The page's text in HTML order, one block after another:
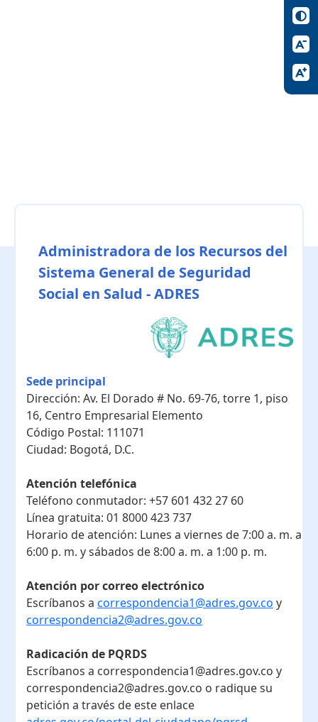
Administradora de los Recursos del
Sistema General de Seguridad
Social en Salud - ADRES
Sede principal
Dirección: Av. El Dorado # No. 69-76, torre 1, piso
16, Centro Empresarial Elemento
Código Postal: 111071
Ciudad: Bogotá, D.C.
Atención telefónica
Teléfono conmutador: +57 601 432 27 60
Línea gratuita: 01 8000 423 737
Horario de atención: Lunes a viernes de 7:00 a. m. a
6:00 p. m. y sábados de 8:00 a. m. a 1:00 p. m.
Atención por correo electrónico
Escríbanos a correspondencia1@adres.gov.co y
correspondencia2@adres.gov.co
Radicación de PQRDS
Escríbanos a correspondencia1@adres.gov.co y
correspondencia2@adres.gov.co o radique su
petición a través de este enlace